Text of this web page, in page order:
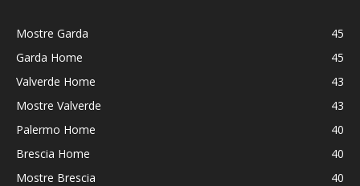
Mostre Garda
45
Garda Home
45
Valverde Home
43
Mostre Valverde
43
Palermo Home
40
Brescia Home
40
Mostre Brescia
40